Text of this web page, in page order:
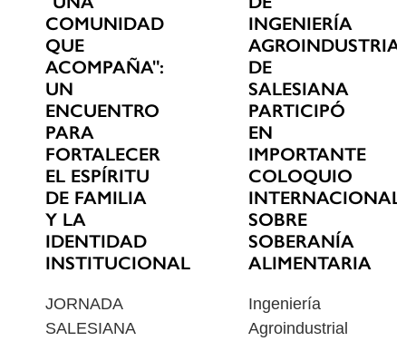
COMUNIDAD
QUE
ACOMPAÑA":
UN
ENCUENTRO
PARA
FORTALECER
EL ESPÍRITU
DE FAMILIA
Y LA
IDENTIDAD
INSTITUCIONAL
JORNADA
SALESIANA
INGENIERÍA
DE
SALESIANA
PARTICIPÓ
EN
IMPORTANTE
COLOQUIO
INTERNACIONAL
SOBRE
SOBERANÍA
ALIMENTARIA
Ingeniería
Agroindustrial